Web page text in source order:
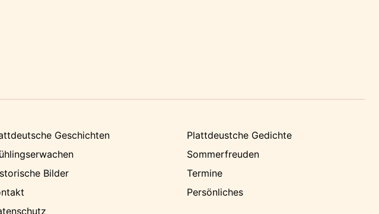
Geschichten
Plattdeustche Gedichte
Sommerfreuden
Bilder
Termine
Persönliches